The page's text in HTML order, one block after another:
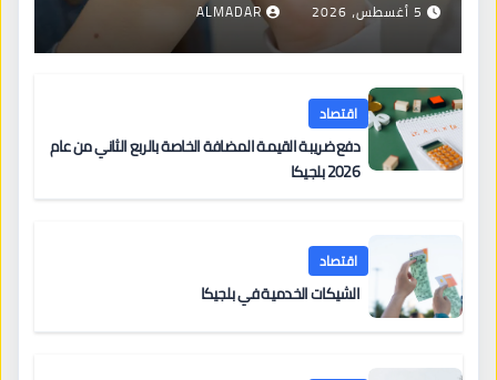
5 أغسطس، 2026 ALMADAR
اقتصاد
دفع ضريبة القيمة المضافة الخاصة بالربع الثاني من عام
2026 بلجيكا
اقتصاد
الشيكات الخدمية في بلجيكا